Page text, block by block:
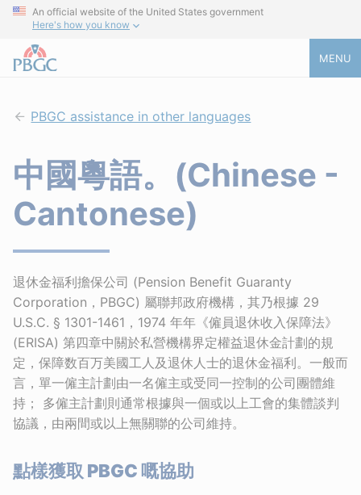
An official website of the United States government
Here's how you know
MENU
PBGC assistance in other languages
中國粵語。(Chinese -
Cantonese)
退休金福利擔保公司 (Pension Benefit Guaranty
Corporation，PBGC) 屬聯邦政府機構，其乃根據 29
U.S.C. § 1301-1461，1974 年年《僱員退休收入保障法》
(ERISA) 第四章中關於私營機構界定權益退休金計劃的規
定，保障数百万美國工人及退休人士的退休金福利。一般而
言，單一僱主計劃由一名僱主或受同一控制的公司團體維
持； 多僱主計劃則通常根據與一個或以上工會的集體談判
協議，由兩間或以上無關聯的公司維持。
點樣獲取 PBGC 嘅協助